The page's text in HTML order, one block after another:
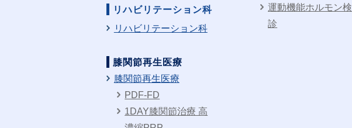
リハビリテーション科
リハビリテーション科
膝関節再生医療
膝関節再生医療
PDF-FD
1DAY膝関節治療 高
運動機能ホルモン検
診